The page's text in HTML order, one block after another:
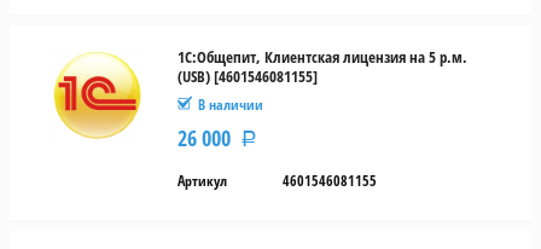
1С:Общепит, Клиентская лицензия на 5 р.м.
(USB) [4601546081155]
В наличии
26 000 Р
Артикул 4601546081155